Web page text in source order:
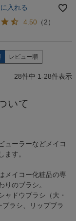
入れる
4.50 （2）
レビュー順
28件中 1-28件表示
いて
ューラーなどメイコ
す。
メイコー化粧品の専
のブラシ。
ャドウブラシ（大・
ラシ、リップブラ